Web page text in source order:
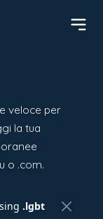
veloce per
la tua
o .com.
.lgbt